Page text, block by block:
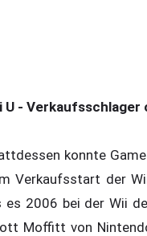
U -
konnte
Verkaufsstart der
es 2006 bei der Wii
Moffitt von